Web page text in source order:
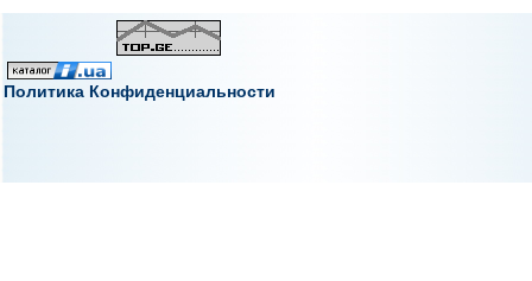
Политика Конфиденциальности